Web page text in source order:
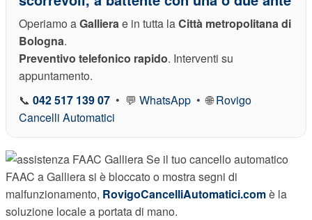
Operiamo aGalliera e in tutta laCittà metropolitana di
Bologna.
Preventivo telefonico rapido. Interventi su
appuntamento.
📞 042 517 139 07 • 💬 WhatsApp • 🌐Rovigo
Cancelli Automatici
Se il tuo cancello automatico
FAAC a Galliera si è bloccato o mostra segni di
malfunzionamento, RovigoCancelliAutomatici.comè la
soluzione locale a portata di mano.